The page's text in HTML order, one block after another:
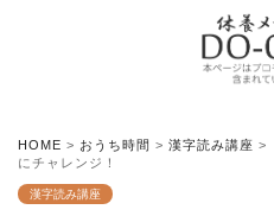
HOME > おうち時間 > 漢字読み講座 >
にチャレンジ！
漢字読み講座